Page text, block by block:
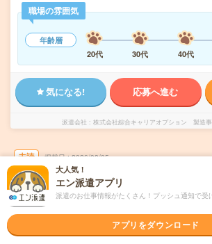
職場の雰囲気
年齢層
20代
30代 40代
気になる! 応募へ進む
派遣会社 株式会社綜合キャリアオプション 製造事
未読 掲載日 2026/08/05
【経験者向けマイスターワーク
く食品のリフト仕分け・運搬/日
土日祝日が休み WEB登録
大人気！
エン派遣アプリ
派遣のお仕事情報がたくさん！プッシュ通知で受
アプリをダウンロード